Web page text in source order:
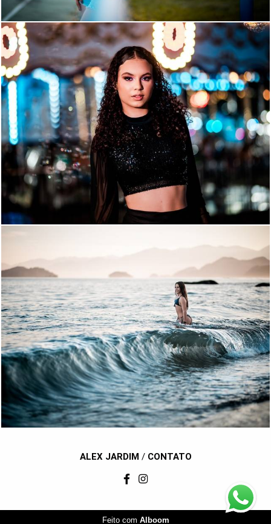
628 40
1132 100
ALEX JARDIM/ CONTATO
Feito com Alboom